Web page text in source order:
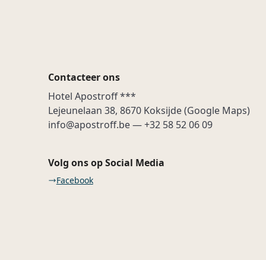
Contacteer ons
Hotel Apostroff ***
Lejeunelaan 38, 8670 Koksijde (Google Maps)
info@apostroff.be — +32 58 52 06 09
Volg ons op Social Media
Facebook